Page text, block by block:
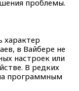
проблемы.
характер
в Вайбере не
настроек или
В редких
программным